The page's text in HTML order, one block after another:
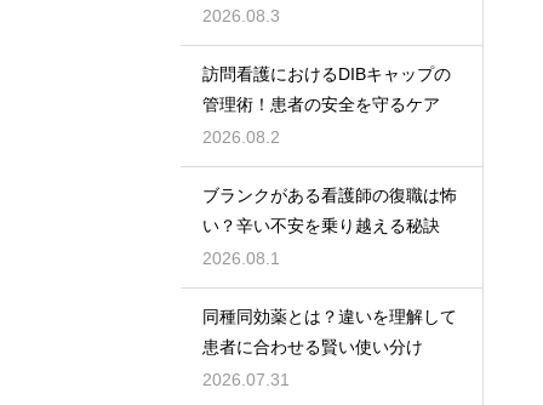
2026.08.3
訪問看護におけるDIBキャップの
管理術！患者の安全を守るケア
2026.08.2
ブランクがある看護師の復職は怖
い？辛い不安を乗り越える秘訣
2026.08.1
同種同効薬とは？違いを理解して
患者に合わせる賢い使い分け
2026.07.31